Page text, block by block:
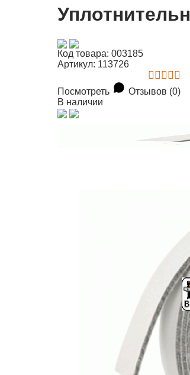
Код товара: 003185
Артикул: 113726
Посмотреть
Отзывов (0)
В наличии